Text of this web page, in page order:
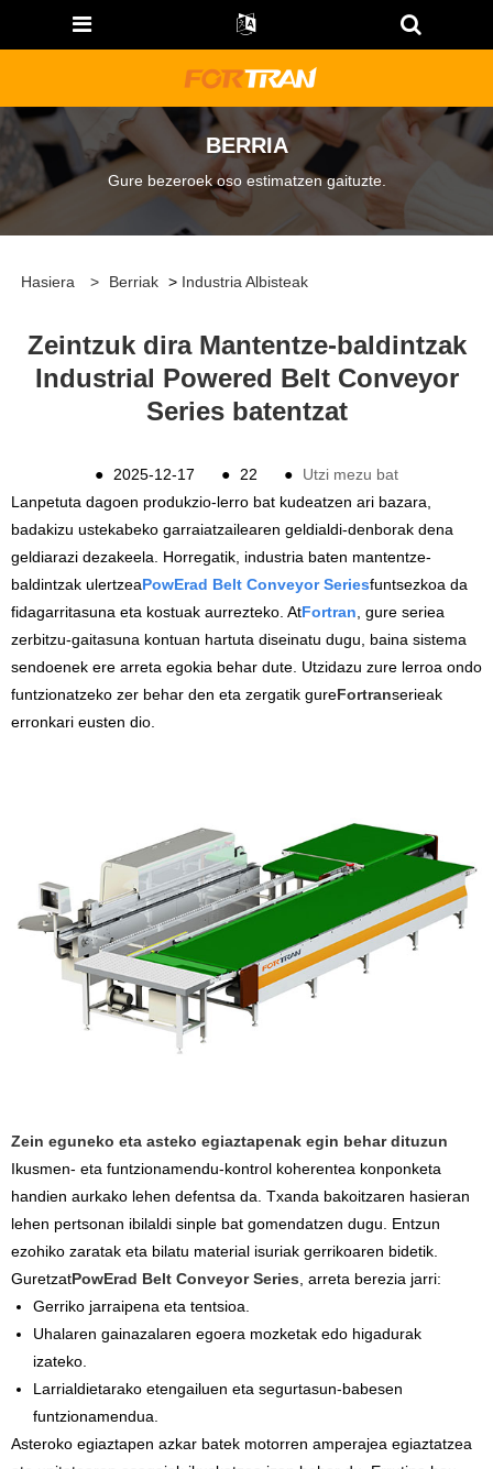
BERRIA
Gure bezeroek oso estimatzen gaituzte.
Hasiera > Berriak > Industria Albisteak
Zeintzuk dira Mantentze-baldintzak
Industrial Powered Belt Conveyor
Series batentzat
● 2025-12-17 ● 22 ●
Utzi mezu bat
Lanpetuta dagoen produkzio-lerro bat kudeatzen ari bazara,
badakizu ustekabeko garraiatzailearen geldialdi-denborak dena
geldiarazi dezakeela. Horregatik, industria baten mantentze-
baldintzak ulertzeaPowErad Belt Conveyor Seriesfuntsezkoa da
fidagarritasuna eta kostuak aurrezteko. AtFortran , gure seriea
zerbitzu-gaitasuna kontuan hartuta diseinatu dugu, baina sistema
sendoenek ere arreta egokia behar dute. Utzidazu zure lerroa ondo
funtzionatzeko zer behar den eta zergatik gureFortranserieak
erronkari eusten dio.
Zein eguneko eta asteko egiaztapenak egin behar dituzun
Ikusmen- eta funtzionamendu-kontrol koherentea konponketa
handien aurkako lehen defentsa da. Txanda bakoitzaren hasieran
lehen pertsonan ibilaldi sinple bat gomendatzen dugu. Entzun
ezohiko zaratak eta bilatu material isuriak gerrikoaren bidetik.
GuretzatPowErad Belt Conveyor Series, arreta berezia jarri:
Gerriko jarraipena eta tentsioa.
Uhalaren gainazalaren egoera mozketak edo higadurak
izateko.
Larrialdietarako etengailuen eta segurtasun-babesen
funtzionamendua.
Asteroko egiaztapen azkar batek motorren amperajea egiaztatzea